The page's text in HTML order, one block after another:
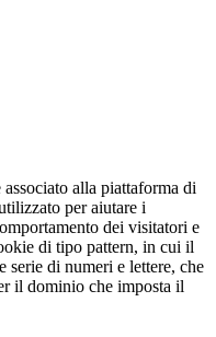
alla piattaforma di
per aiutare i
dei visitatori e
di tipo pattern, in cui il
serie di numeri e lettere, che
il dominio che imposta il